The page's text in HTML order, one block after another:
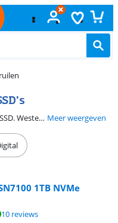
ruilen
Maak je computer sneller met een WD SSD. Western Digital maakt ssd's in verschillende series. Zo is er WD Black ssd voor de hoogste prestaties en WD Blue SSD voor algemeen gebruik. WD produceert 2,5 inch ssd's voor een upgrade van je pc of laptop en M.2 ssd's voor nieuwe apparaten. M.2 is 3 keer sneller dan een 2,5 inch ssd. Meer weergeven
1TB NVMe
10 reviews.
10 reviews